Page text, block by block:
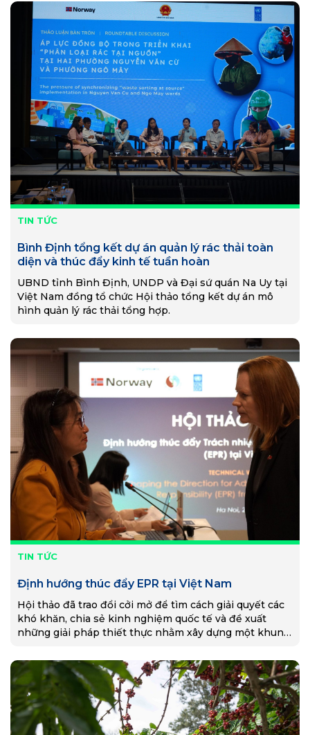
TIN TỨC
Bình Định tổng kết dự án quản lý rác thải toàn
diện và thúc đẩy kinh tế tuần hoàn
UBND tỉnh Bình Định, UNDP và Đại sứ quán Na Uy tại
Việt Nam đồng tổ chức Hội thảo tổng kết dự án mô
hình quản lý rác thải tổng hợp.
TIN TỨC
Định hướng thúc đẩy EPR tại Việt Nam
Hội thảo đã trao đổi cởi mở để tìm cách giải quyết các
khó khăn, chia sẻ kinh nghiệm quốc tế và đề xuất
những giải pháp thiết thực nhằm xây dựng một khung